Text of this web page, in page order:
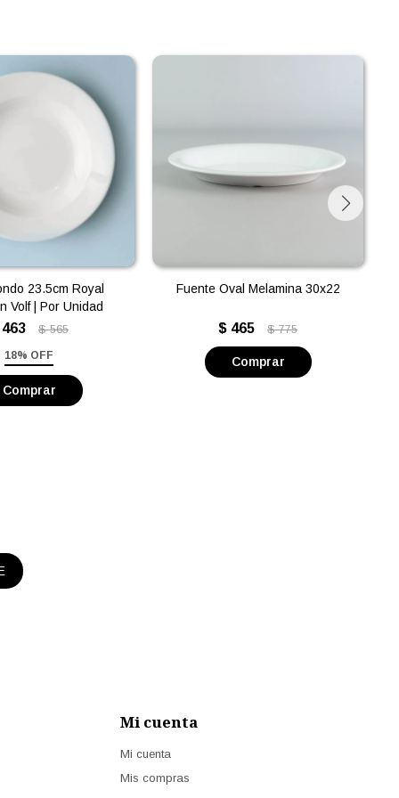
23.5cm Royal
Volf | Por Unidad
463 $ 565
18% OFF
Fuente Oval Melamina 30x22
$ 465 $ 775
Mi cuenta
Mi cuenta
Mis compras